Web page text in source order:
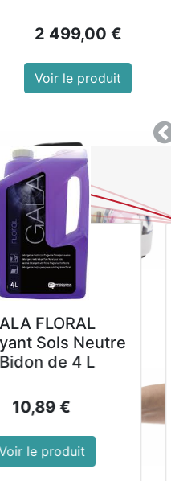
2 499,00 €
Voir le produit
Autolaveuse à
batterie ROLLY NRG
7,5 M33 BC 10Ah
2 499,00
Voir le produit